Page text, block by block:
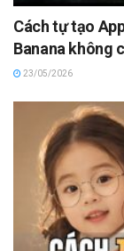
Cách tự tạo
Banana không
23/05/2026